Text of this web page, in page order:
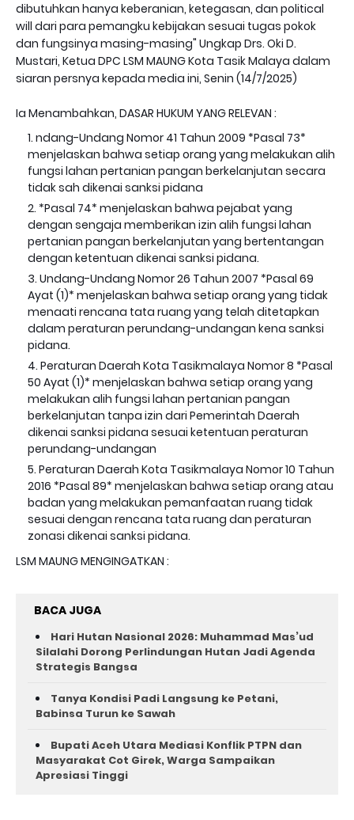
dibutuhkan hanya keberanian, ketegasan, dan political
will dari para pemangku kebijakan sesuai tugas pokok
dan fungsinya masing-masing" Ungkap Drs. Oki D.
Mustari, Ketua DPC LSM MAUNG Kota Tasik Malaya dalam
siaran persnya kepada media ini, Senin (14/7/2025)
Ia Menambahkan, DASAR HUKUM YANG RELEVAN :
ndang-Undang Nomor 41 Tahun 2009 *Pasal 73*
menjelaskan bahwa setiap orang yang melakukan alih
fungsi lahan pertanian pangan berkelanjutan secara
tidak sah dikenai sanksi pidana
*Pasal 74* menjelaskan bahwa pejabat yang
dengan sengaja memberikan izin alih fungsi lahan
pertanian pangan berkelanjutan yang bertentangan
dengan ketentuan dikenai sanksi pidana.
Undang-Undang Nomor 26 Tahun 2007 *Pasal 69
Ayat (1)* menjelaskan bahwa setiap orang yang tidak
menaati rencana tata ruang yang telah ditetapkan
dalam peraturan perundang-undangan kena sanksi
pidana.
Peraturan Daerah Kota Tasikmalaya Nomor 8 *Pasal
50 Ayat (1)* menjelaskan bahwa setiap orang yang
melakukan alih fungsi lahan pertanian pangan
berkelanjutan tanpa izin dari Pemerintah Daerah
dikenai sanksi pidana sesuai ketentuan peraturan
perundang-undangan
Peraturan Daerah Kota Tasikmalaya Nomor 10 Tahun
2016 *Pasal 89* menjelaskan bahwa setiap orang atau
badan yang melakukan pemanfaatan ruang tidak
sesuai dengan rencana tata ruang dan peraturan
zonasi dikenai sanksi pidana.
LSM MAUNG MENGINGATKAN :
BACA JUGA
Hari Hutan Nasional 2026: Muhammad Mas’ud
Silalahi Dorong Perlindungan Hutan Jadi Agenda
Strategis Bangsa
Tanya Kondisi Padi Langsung ke Petani,
Babinsa Turun ke Sawah
Bupati Aceh Utara Mediasi Konflik PTPN dan
Masyarakat Cot Girek, Warga Sampaikan
Apresiasi Tinggi